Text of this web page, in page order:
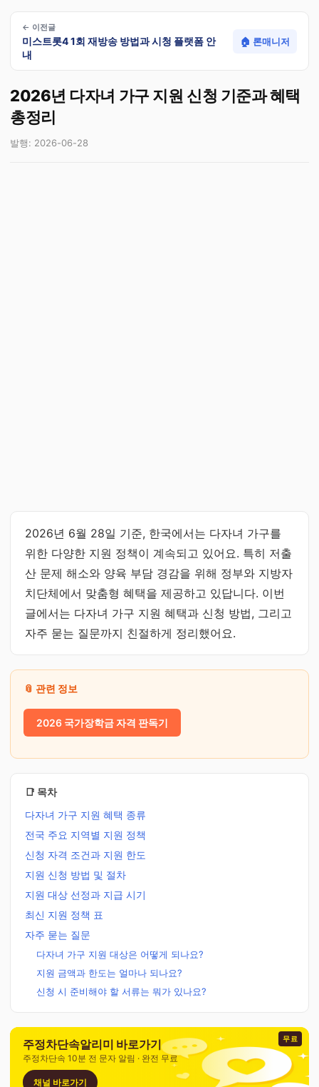
← 이전글
미스트롯4 1회 재방송 방법과 시청 플랫폼 안
내
🏠 론매니저
2026년 다자녀 가구 지원 신청 기준과 혜택
총정리
발행: 2026-06-28
2026년 6월 28일 기준, 한국에서는 다자녀 가구를
위한 다양한 지원 정책이 계속되고 있어요. 특히 저출
산 문제 해소와 양육 부담 경감을 위해 정부와 지방자
치단체에서 맞춤형 혜택을 제공하고 있답니다. 이번
글에서는 다자녀 가구 지원 혜택과 신청 방법, 그리고
자주 묻는 질문까지 친절하게 정리했어요.
📎 관련 정보
2026 국가장학금 자격 판독기
📑 목차
다자녀 가구 지원 혜택 종류
전국 주요 지역별 지원 정책
신청 자격 조건과 지원 한도
지원 신청 방법 및 절차
지원 대상 선정과 지급 시기
최신 지원 정책 표
자주 묻는 질문
다자녀 가구 지원 대상은 어떻게 되나요?
지원 금액과 한도는 얼마나 되나요?
신청 시 준비해야 할 서류는 뭐가 있나요?
무료
주정차단속알리미 바로가기
주정차단속 10분 전 문자 알림 · 완전 무료
채널 바로가기